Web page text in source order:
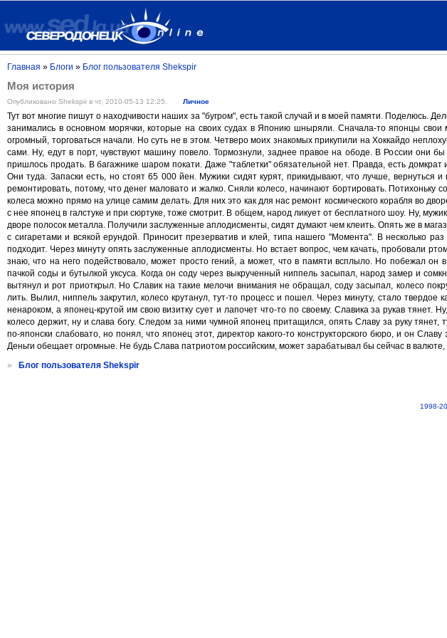
Главная » Блоги » Блог пользователя Shekspir
Моя история
Опубликовано Shekspir в чт, 2010-05-13 12:25. Личное
Тут вот многие пишут о находчивости наших за "бугром", есть такой случай и в моей памяти. Поделюсь.
занимались в основном морячки, которые на своих судах в Японию шныряли. Сначала-то японцы
огромный, торговаться начали. Но суть не в этом. Четверо моих знакомых прикупили на Хоккайдо
сами. Ну, едут в порт, чувствуют машину повело. Тормознули, заднее правое на ободе. В России они
пришлось продать. В багажнике шаром покати. Даже "таблетки" обязательной нет. Правда, есть домкрат
Они туда. Запаски есть, но стоят 65 000 йен. Мужики сидят курят, прикидывают, что лучше, вернуться
ремонтировать, потому, что денег маловато и жалко. Сняли колесо, начинают бортировать.
колеса можно прямо на улице самим делать. Для них это как для нас ремонт космического корабля во
с нее японец в галстуке и при сюртуке, тоже смотрит. В общем, народ ликует от бесплатного шоу. Ну,
дворе полосок металла. Получили заслуженные аплодисменты, сидят думают чем клеить. Опять же в
с сигаретами и всякой ерундой. Приносит презерватив и клей, типа нашего "Момента". В несколько
подходит. Через минуту опять заслуженные аплодисменты. Но встает вопрос, чем качать, пробовали
знаю, что на него подействовало, может просто гений, а может, что в памяти всплыло. Но побежал он
пачкой соды и бутылкой уксуса. Когда он соду через выкрученный ниппель засыпал, народ замер и
вытянул и рот приоткрыл. Но Славик на такие мелочи внимания не обращал, соду засыпал, колесо
лить. Вылил, ниппель закрутил, колесо крутанул, тут-то процесс и пошел. Через минуту, стало твердое
ненароком, а японец-крутой им свою визитку сует и лапочет что-то по своему. Славика за рукав тянет.
колесо держит, ну и слава богу. Следом за ними чумной японец притащился, опять Славу за руку тянет,
по-японски слабовато, но понял, что японец этот, директор какого-то конструкторского бюро, и он
Деньги обещает огромные. Не будь Слава патриотом российским, может зарабатывал бы сейчас в валюте,
»
Блог пользователя Shekspir
1998-